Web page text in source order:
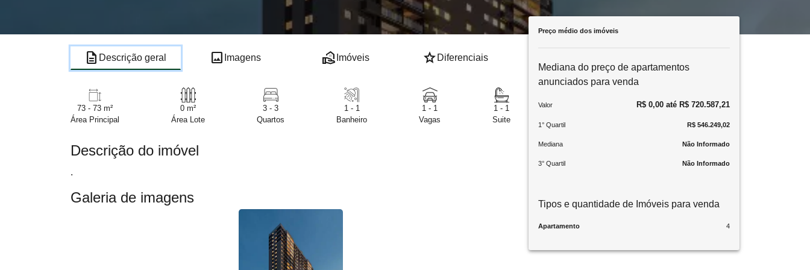
description Descrição geral image Imagens real_estate_agent Imóveis star Diferenciais
73 - 73 m²
Área Principal
0 m²
Área Lote
3 - 3
Quartos
1 - 1
Banheiro
1 - 1
Vagas
1 - 1
Suite
Descrição do imóvel
.
Galeria de imagens
Preço médio dos imóveis
Mediana do preço de apartamentos
anunciados para venda
Valor R$ 0,00 até R$ 720.587,21
1° Quartil R$ 546.249,02
Mediana Não Informado
3° Quartil Não Informado
Tipos e quantidade de Imóveis para venda
Apartamento 4